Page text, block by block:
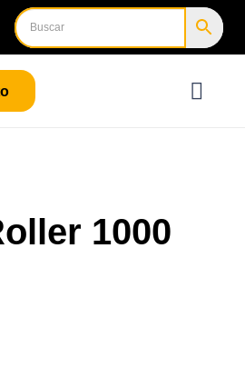
1000